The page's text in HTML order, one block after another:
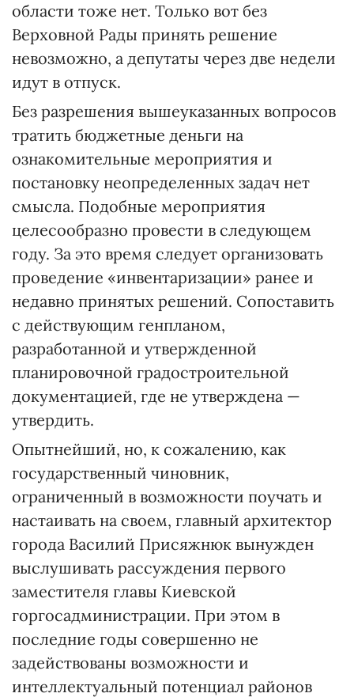
области тоже нет. Только вот без
Верховной Рады принять решение
невозможно, а депутаты через две недели
идут в отпуск.
Без разрешения вышеуказанных вопросов
тратить бюджетные деньги на
ознакомительные мероприятия и
постановку неопределенных задач нет
смысла. Подобные мероприятия
целесообразно провести в следующем
году. За это время следует организовать
проведение «инвентаризации» ранее и
недавно принятых решений. Сопоставить
с действующим генпланом,
разработанной и утвержденной
планировочной градостроительной
документацией, где не утверждена —
утвердить.
Опытнейший, но, к сожалению, как
государственный чиновник,
ограниченный в возможности поучать и
настаивать на своем, главный архитектор
города Василий Присяжнюк вынужден
выслушивать рассуждения первого
заместителя главы Киевской
горгосадминистрации. При этом в
последние годы совершенно не
задействованы возможности и
интеллектуальный потенциал районов